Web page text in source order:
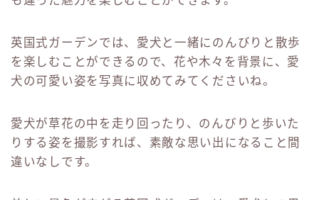
英国式ガーデンでは、愛犬と一緒にのんびりと散歩
を楽しむことができるので、花や木々を背景に、愛
犬の可愛い姿を写真に収めてみてくださいね。
愛犬が草花の中を走り回ったり、のんびりと歩いた
りする姿を撮影すれば、素敵な思い出になること間
違いなしです。